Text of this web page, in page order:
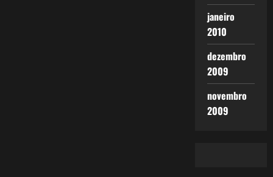
janeiro
2010
dezembro
2009
novembro
2009